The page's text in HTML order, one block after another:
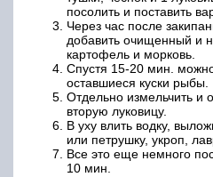
посолить и поставить
Через час после
добавить очищенный и
картофель и морковь.
Спустя 15-20 мин.
оставшиеся куски рыбы.
Отдельно измельчить и
вторую луковицу.
В уху влить водку,
или петрушку, укроп,
Все это еще немного
10 мин.